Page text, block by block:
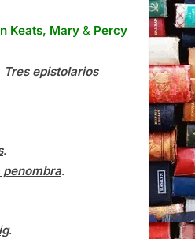
Keats, Mary & Percy
Tres epistolarios
.
penombra.
.